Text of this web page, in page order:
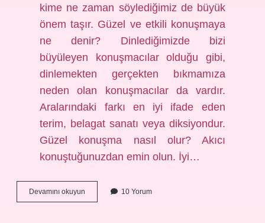
kime ne zaman söylediğimiz de büyük
önem taşır. Güzel ve etkili konuşmaya
ne denir? Dinlediğimizde bizi
büyüleyen konuşmacılar olduğu gibi,
dinlemekten gerçekten bıkmamıza
neden olan konuşmacılar da vardır.
Aralarındaki farkı en iyi ifade eden
terim, belagat sanatı veya diksiyondur.
Güzel konuşma nasıl olur? Akıcı
konuştuğunuzdan emin olun. İyi…
Devamını okuyun
Konuşmak
10 Yorum